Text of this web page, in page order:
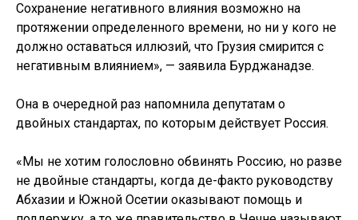
Сохранение негативного влияния возможно на
протяжении определенного времени, но ни у кого не
должно оставаться иллюзий, что Грузия смирится с
негативным влиянием», — заявила Бурджанадзе.
Она в очередной раз напомнила депутатам о
двойных стандартах, по которым действует Россия.
«Мы не хотим голословно обвинять Россию, но разве
не двойные стандарты, когда де-факто руководству
Абхазии и Южной Осетии оказывают помощь и